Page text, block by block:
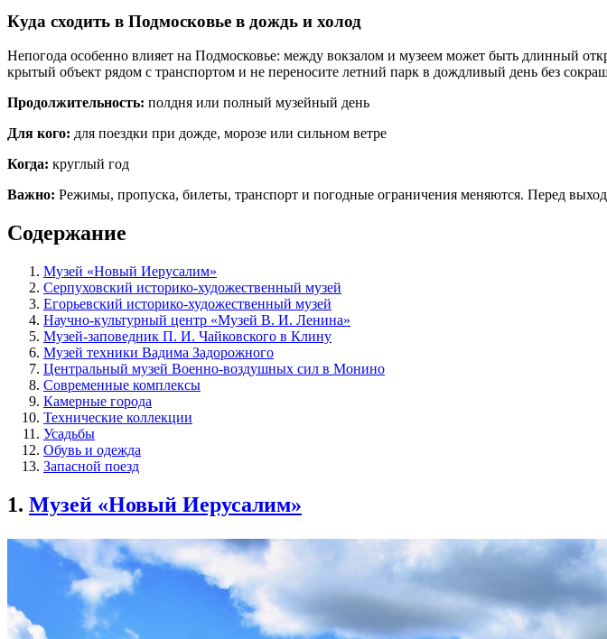
Куда сходить в Подмосковье в дождь и холод
Непогода особенно влияет на Подмосковье: между вокзалом и музеем может быть длинный
крытый объект рядом с транспортом и не переносите летний парк в дождливый день без
Продолжительность: полдня или полный музейный день
Для кого: для поездки при дожде, морозе или сильном ветре
Когда: круглый год
Важно: Режимы, пропуска, билеты, транспорт и погодные ограничения меняются. Перед
Содержание
Музей «Новый Иерусалим»
Серпуховский историко-художественный музей
Егорьевский историко-художественный музей
Научно-культурный центр «Музей В. И. Ленина»
Музей-заповедник П. И. Чайковского в Клину
Музей техники Вадима Задорожного
Центральный музей Военно-воздушных сил в Монино
Современные комплексы
Камерные города
Технические коллекции
Усадьбы
Обувь и одежда
Запасной поезд
1. Музей «Новый Иерусалим»